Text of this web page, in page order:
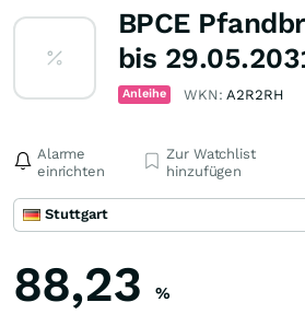
BPCE
bis
Anleihe WKN:A2R2RH
Alarme
einrichten
Zur Watchlist
hinzufügen
Stuttgart
88,23 %